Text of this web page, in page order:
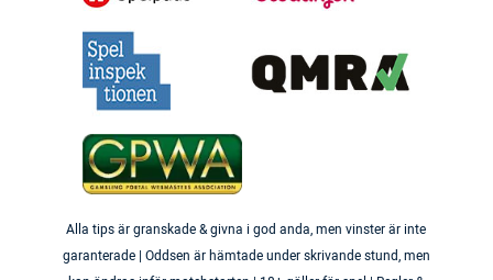
Alla tips är granskade & givna i god anda, men vinster är inte
garanterade | Oddsen är hämtade under skrivande stund, men